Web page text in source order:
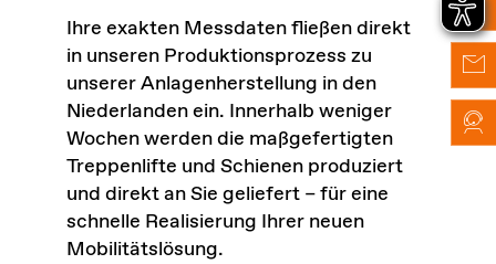
Service
Treppenliftberatung
Über Uns & Kontakt
Suche
nach:
Ihre exakten Messdaten fließen direkt
in unseren Produktionsprozess zu
unserer Anlagenherstellung in den
Niederlanden ein. Innerhalb weniger
Wochen werden die maßgefertigten
Treppenlifte und Schienen produziert
und direkt an Sie geliefert – für eine
schnelle Realisierung Ihrer neuen
Mobilitätslösung.